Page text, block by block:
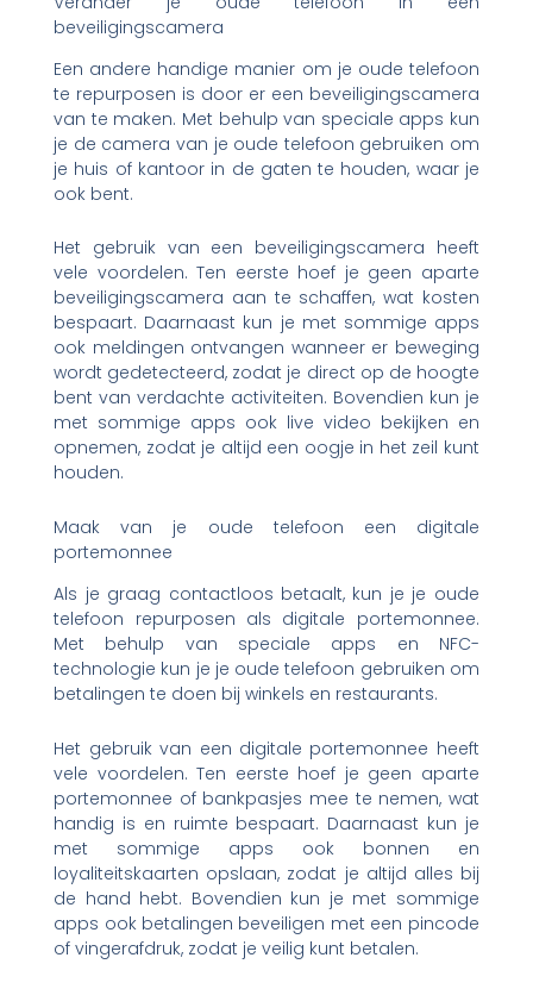
beveiligingscamera
Een andere handige manier om je oude telefoon
te repurposen is door er een beveiligingscamera
van te maken. Met behulp van speciale apps kun
je de camera van je oude telefoon gebruiken om
je huis of kantoor in de gaten te houden, waar je
ook bent.
Het gebruik van een beveiligingscamera heeft
vele voordelen. Ten eerste hoef je geen aparte
beveiligingscamera aan te schaffen, wat kosten
bespaart. Daarnaast kun je met sommige apps
ook meldingen ontvangen wanneer er beweging
wordt gedetecteerd, zodat je direct op de hoogte
bent van verdachte activiteiten. Bovendien kun je
met sommige apps ook live video bekijken en
opnemen, zodat je altijd een oogje in het zeil kunt
houden.
Maak van je oude telefoon een digitale
portemonnee
Als je graag contactloos betaalt, kun je je oude
telefoon repurposen als digitale portemonnee.
Met behulp van speciale apps en NFC-
technologie kun je je oude telefoon gebruiken om
betalingen te doen bij winkels en restaurants.
Het gebruik van een digitale portemonnee heeft
vele voordelen. Ten eerste hoef je geen aparte
portemonnee of bankpasjes mee te nemen, wat
handig is en ruimte bespaart. Daarnaast kun je
met sommige apps ook bonnen en
loyaliteitskaarten opslaan, zodat je altijd alles bij
de hand hebt. Bovendien kun je met sommige
apps ook betalingen beveiligen met een pincode
of vingerafdruk, zodat je veilig kunt betalen.